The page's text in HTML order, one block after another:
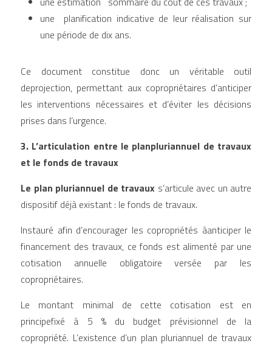
une  planification indicative de leur réalisation sur
une période de dix ans.
Ce document constitue donc un véritable outil
deprojection, permettant aux copropriétaires d’anticiper
les interventions nécessaires et d’éviter les décisions
prises dans l’urgence.
3. L’articulation entre le planpluriannuel de travaux
et le fonds de travaux
Le plan pluriannuel de travaux s’articule avec un autre
dispositif déjà existant : le fonds de travaux.
Instauré afin d’encourager les copropriétés àanticiper le
financement des travaux, ce fonds est alimenté par une
cotisation annuelle obligatoire versée par les
copropriétaires.
Le montant minimal de cette cotisation est en
principefixé à 5 % du budget prévisionnel de la
copropriété. L’existence d’un plan pluriannuel de travaux